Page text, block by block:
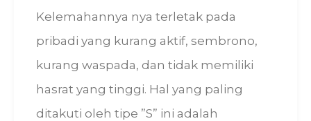
Kelemahannya nya terletak pada
pribadi yang kurang aktif, sembrono,
kurang waspada, dan tidak memiliki
hasrat yang tinggi. Hal yang paling
ditakuti oleh tipe ”S” ini adalah